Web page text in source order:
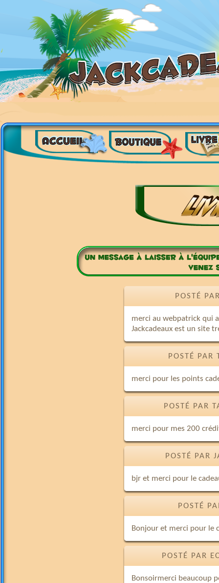
POSTÉ
merci au webpatrick qui
Jackcadeaux est un site
POSTÉ
merci pour les points
POSTÉ PAR
merci pour mes 200
POSTÉ PAR
bjr et merci pour le
POSTÉ
Bonjour et merci pour le
POSTÉ PAR
Bonsoirmerci beaucoup